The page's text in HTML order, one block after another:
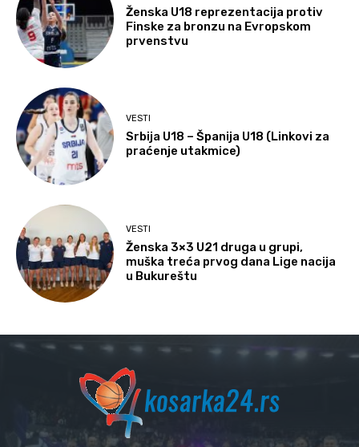
Ženska U18 reprezentacija protiv
Finske za bronzu na Evropskom
prvenstvu
VESTI
Srbija U18 – Španija U18 (Linkovi za
praćenje utakmice)
VESTI
Ženska 3×3 U21 druga u grupi,
muška treća prvog dana Lige nacija
u Bukureštu